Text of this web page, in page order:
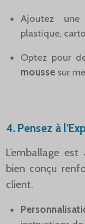
Ajoutez une
plastique,
Optez pour
mousse sur
4. Pensez à
L’emballage
bien conçu
client.